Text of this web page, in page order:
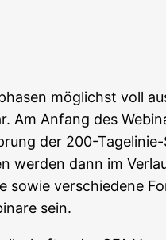
mög­lichst voll
Anfang des
der 200-
dann im
sowie ver­schie­de­ne
sein.